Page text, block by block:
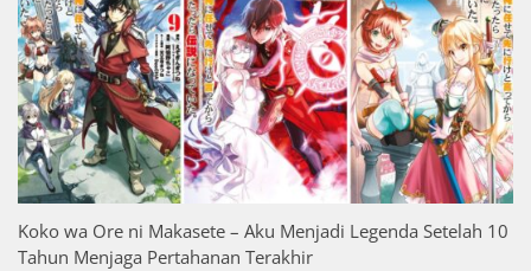
Koko wa Ore ni Makasete – Aku Menjadi Legenda Setelah 10
Tahun Menjaga Pertahanan Terakhir